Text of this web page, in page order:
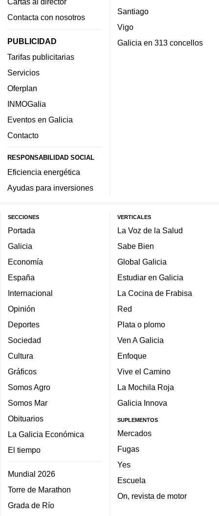
Contacta con nosotros
PUBLICIDAD
Tarifas publicitarias
Servicios
Oferplan
INMOGalia
Eventos en Galicia
Contacto
RESPONSABILIDAD SOCIAL
Eficiencia energética
Ayudas para inversiones
Santiago
Vigo
Galicia en 313 concellos
SECCIONES
Portada
Galicia
Economía
España
Internacional
Opinión
Deportes
Sociedad
Cultura
Gráficos
Somos Agro
Somos Mar
Obituarios
La Galicia Económica
El tiempo
Mundial 2026
Torre de Marathon
Grada de Río
VERTICALES
La Voz de la Salud
Sabe Bien
Global Galicia
Estudiar en Galicia
La Cocina de Frabisa
Red
Plata o plomo
Ven A Galicia
Enfoque
Vive el Camino
La Mochila Roja
Galicia Innova
SUPLEMENTOS
Mercados
Fugas
Yes
Escuela
On, revista de motor